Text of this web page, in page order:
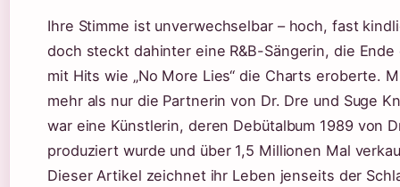
Ihre Stimme ist unverwechselbar – hoch, fast
doch steckt dahinter eine R&B-Sängerin, die Ende
mit Hits wie „No More Lies“ die Charts eroberte.
mehr als nur die Partnerin von Dr. Dre und Suge
war eine Künstlerin, deren Debütalbum 1989 von
produziert wurde und über 1,5 Millionen Mal
Dieser Artikel zeichnet ihr Leben jenseits der